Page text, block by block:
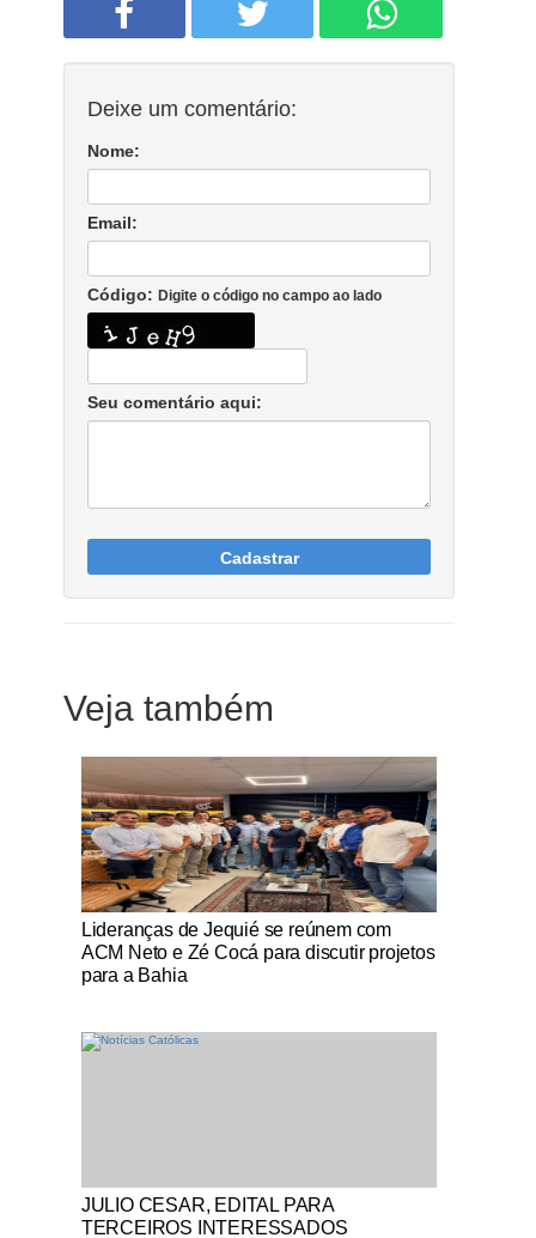
Deixe um comentário:
Nome:
Email:
Código: Digite o código no campo ao lado
Seu comentário aqui:
Cadastrar
Veja também
Notícias Católicas
Lideranças de Jequié se reúnem com
ACM Neto e Zé Cocá para discutir projetos
para a Bahia
Notícias Católicas
JULIO CESAR, EDITAL PARA
TERCEIROS INTERESSADOS